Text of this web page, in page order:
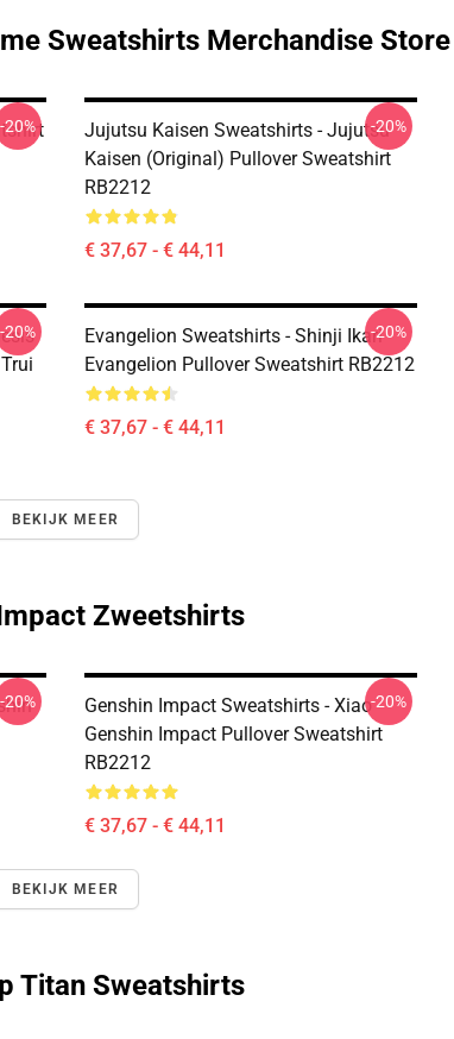
Sweatshirts Merchandise Store
-20%
Jujutsu Kaisen Sweatshirts - Jujutsu
Kaisen (Original) Pullover Sweatshirt
RB2212
€ 37,67 - € 44,11
-20%
-20%
Evangelion Sweatshirts - Shinji Ikari -
Evangelion Pullover Sweatshirt RB2212
€ 37,67 - € 44,11
-20%
BEKIJK MEER
Zweetshirts
-20%
Genshin Impact Sweatshirts - Xiao -
Genshin Impact Pullover Sweatshirt
RB2212
€ 37,67 - € 44,11
-20%
BEKIJK MEER
Titan Sweatshirts